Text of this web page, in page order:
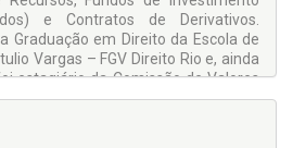
e Contratos de Derivativos.
Graduação em Direito da Escola de
Vargas – FGV Direito Rio e, ainda
estagiário da Comissão de Valores
do V Programa de
de Acompanhamento Econômico
da Fazenda. Autor de diversas